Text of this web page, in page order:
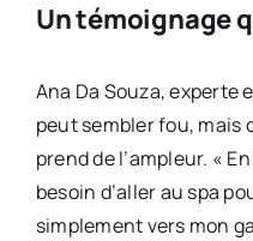
Un témoignage
Ana Da Souza, experte
peut sembler fou, mais
prend de l’ampleur. «
besoin d’aller au spa
simplement vers mon